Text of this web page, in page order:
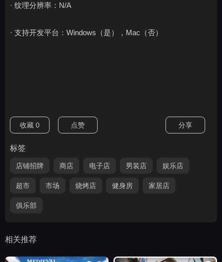
· 纹理分辨率：N/A
· 支持开发平台：Windows（是），Mac（否）
收藏 0 点赞 分享
标签
店铺招牌 商店 电子店 男装店 娱乐店
超市 市场 烧烤店 健身房 家居店
俱乐部
相关推荐